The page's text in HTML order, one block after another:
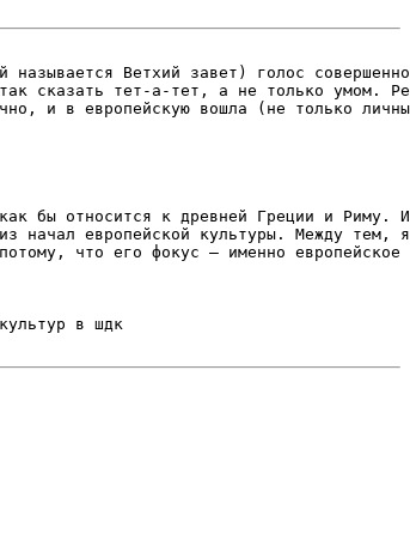
Ветхий завет) голос
тет-а-тет, а не только умом.
и в европейскую вошла (не только
бы относится к древней Греции и Риму.
европейской культуры. Между
что его фокус – именно
в шдк